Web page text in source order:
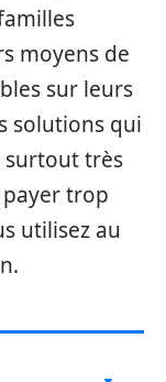
moyens de
sur leurs
solutions qui
surtout très
trop
utilisez au